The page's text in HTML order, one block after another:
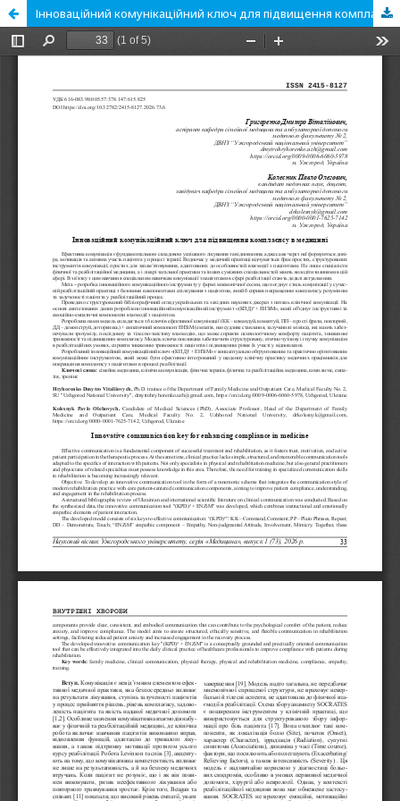
Інноваційний комунікаційний ключ для підвищення комплаєнсу в медицині